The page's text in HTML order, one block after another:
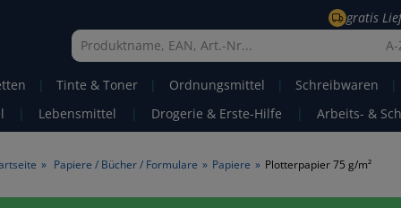
gratis
A-
| Tinte & Toner | Ordnungsmittel | Schreibwaren
|
| Lebensmittel | Drogerie & Erste-Hilfe | Arbeits- &
» Papiere / Bücher / Formulare » Papiere » Plotterpapier 75 g/m²